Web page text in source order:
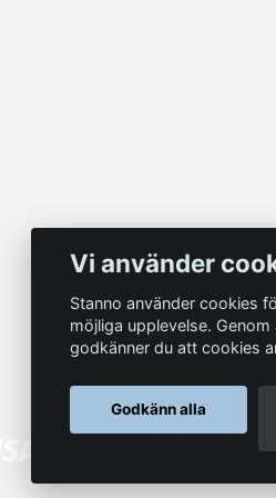
Vi använder
Stanno använder cookies
möjliga upplevelse.
godkänner du att cookies
Godkänn alla